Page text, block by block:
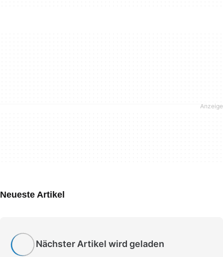
Neueste Artikel
Nächster Artikel wird geladen